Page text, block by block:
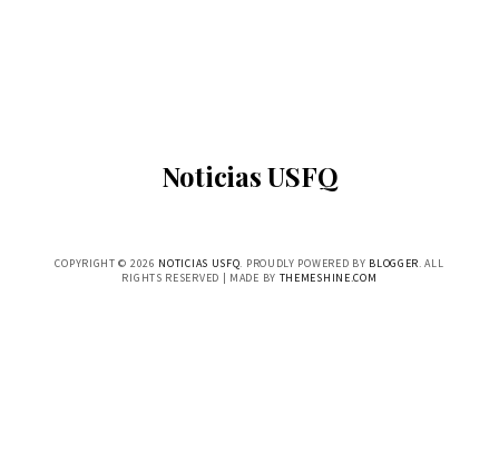
Noticias USFQ
COPYRIGHT © 2026 NOTICIAS USFQ. PROUDLY POWERED BY BLOGGER. ALL
RIGHTS RESERVED | MADE BY THEMESHINE.COM